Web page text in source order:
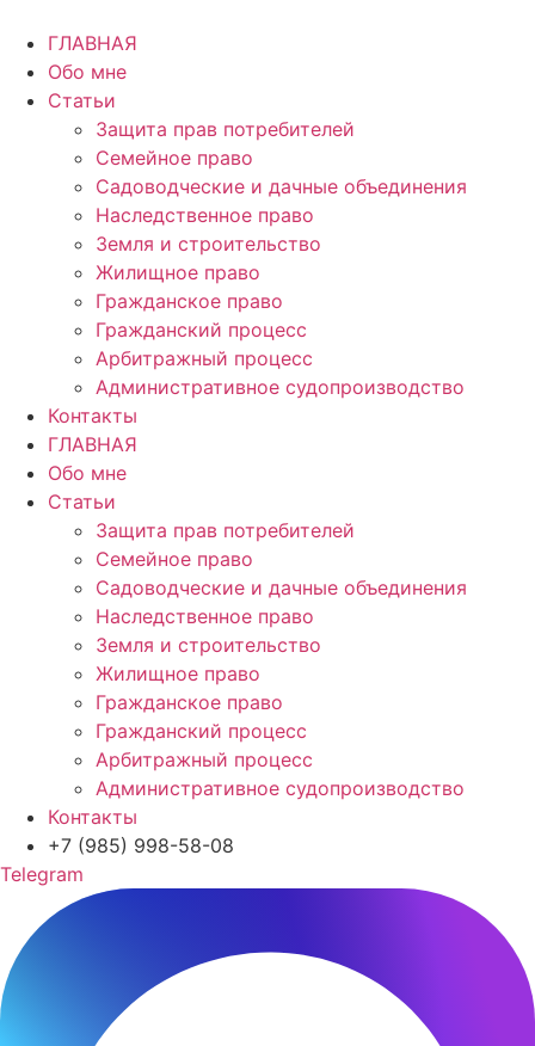
содержимому
ГЛАВНАЯ
Обо мне
Статьи
Защита прав потребителей
Семейное право
Садоводческие и дачные объединения
Наследственное право
Земля и строительство
Жилищное право
Гражданское право
Гражданский процесс
Арбитражный процесс
Административное судопроизводство
Контакты
ГЛАВНАЯ
Обо мне
Статьи
Защита прав потребителей
Семейное право
Садоводческие и дачные объединения
Наследственное право
Земля и строительство
Жилищное право
Гражданское право
Гражданский процесс
Арбитражный процесс
Административное судопроизводство
Контакты
+7 (985) 998-58-08
Telegram